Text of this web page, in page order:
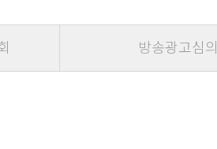
방송광고심의